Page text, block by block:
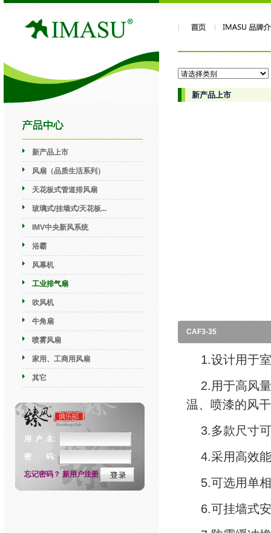
新产品上市
风扇（品质生活系列）
天花板式管道排风扇
玻璃式/挂墙式/天花板...
IMV中央新风系统
浴霸
风幕机
工业排气扇
吹风机
牛角扇
喷雾风扇
家用、工商用风扇
其它
用 户 名:
密 码:
忘记密码？ 新用户注册
新产品上市
CAF3-35
1.设计用于
2.用于高风
温、喷漆的风
3.多款尺寸
4.采用高效
5.可选用单
6.可挂墙式